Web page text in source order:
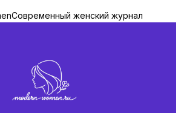
Современный женский журнал